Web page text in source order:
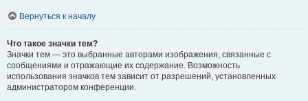
Вернуться к началу
Что такое значки тем?
Значки тем — это выбранные авторами изображения, связанные с
сообщениями и отражающие их содержание. Возможность
использования значков тем зависит от разрешений, установленных
администратором конференции.